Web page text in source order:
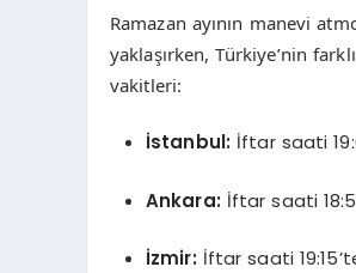
Ramazan ayının manevi
yaklaşırken, Türkiye’nin
vakitleri:
İstanbul: İftar saati
Ankara: İftar saati
İzmir: İftar saati